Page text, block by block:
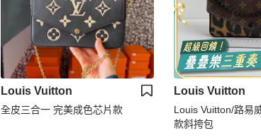
Louis Vuitton
全皮三合一 完美成色芯片款
Louis Vuitton
Louis Vuitton/路易
款斜挎包